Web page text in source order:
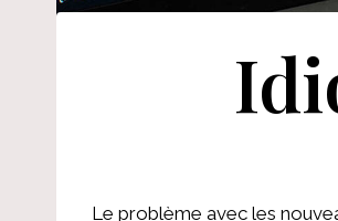
Le problème avec les